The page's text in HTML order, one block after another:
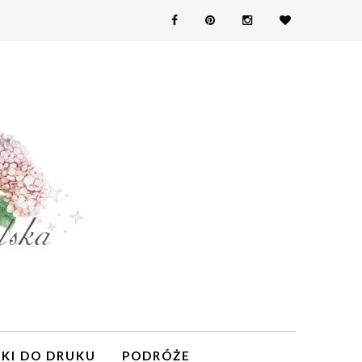
DO DRUKU PODRÓŻE